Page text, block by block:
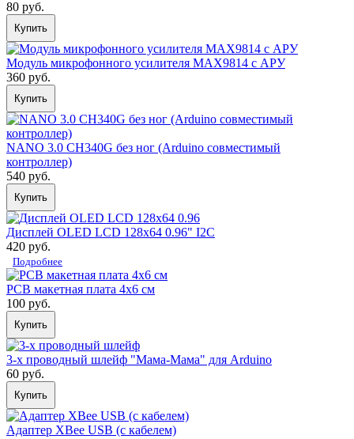
80 руб.
Купить
Модуль микрофонного усилителя MAX9814 с АРУ
360 руб.
Купить
NANO 3.0 CH340G без ног (Arduino совместимый
контроллер)
540 руб.
Купить
Дисплей OLED LCD 128х64 0.96" I2C
420 руб.
Подробнее
PCB макетная плата 4х6 см
100 руб.
Купить
3-х проводный шлейф "Мама-Мама" для Arduino
60 руб.
Купить
Адаптер XBee USB (с кабелем)